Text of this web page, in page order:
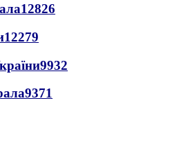
12826
12279
9932
9371